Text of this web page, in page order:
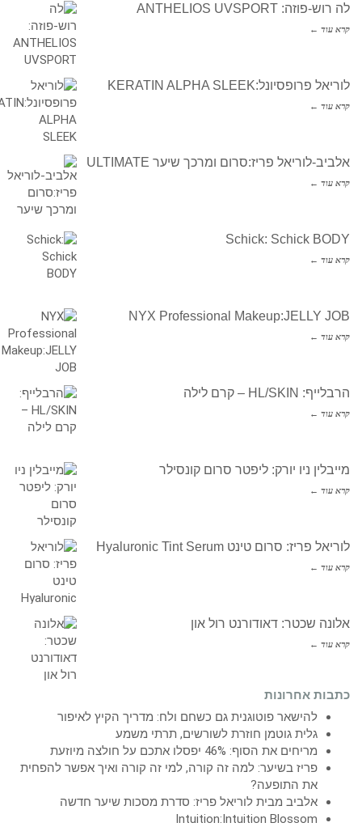
לה רוש-פוזה: ANTHELIOS UVSPORT
קרא עוד ←
לוריאל פרופסיונל:KERATIN ALPHA SLEEK
קרא עוד ←
אלביב-לוריאל פריז:סרום ומרכך שיער ULTIMATE
קרא עוד ←
Schick: Schick BODY
קרא עוד ←
NYX Professional Makeup:JELLY JOB
קרא עוד ←
הרבלייף: HL/SKIN – קרם לילה
קרא עוד ←
מייבלין ניו יורק: ליפטר סרום קונסילר
קרא עוד ←
לוריאל פריז: סרום טינט Hyaluronic Tint Serum
קרא עוד ←
אלונה שכטר: דאודורנט רול און
קרא עוד ←
כתבות אחרונות
להישאר פוטוגנית גם כשחם ולח: מדריך הקיץ לאיפור
גלית גוטמן חוזרת לשורשים, תרתי משמע
מריחים את הסוף: 46% יפסלו אתכם על חולצה מיוזעת
פריז בשיער: למה זה קורה, למי זה קורה ואיך אפשר להפחית
את התופעה?
אלביב מבית לוריאל פריז: סדרת מסכות שיער חדשה
Intuition:Intuition Blossom